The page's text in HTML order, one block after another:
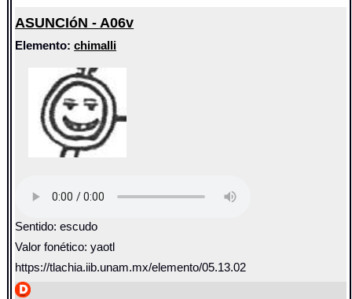
ASUNCIóN - A06v
Elemento:chimalli
Sentido: escudo
Valor fonético: yaotl
https://tlachia.iib.unam.mx/elemento/05.13.02